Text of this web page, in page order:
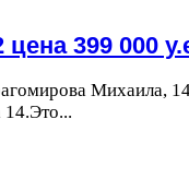
399 000
Михаила,